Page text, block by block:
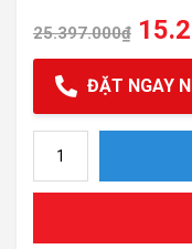
25.397.000₫
ĐẶT NGAY